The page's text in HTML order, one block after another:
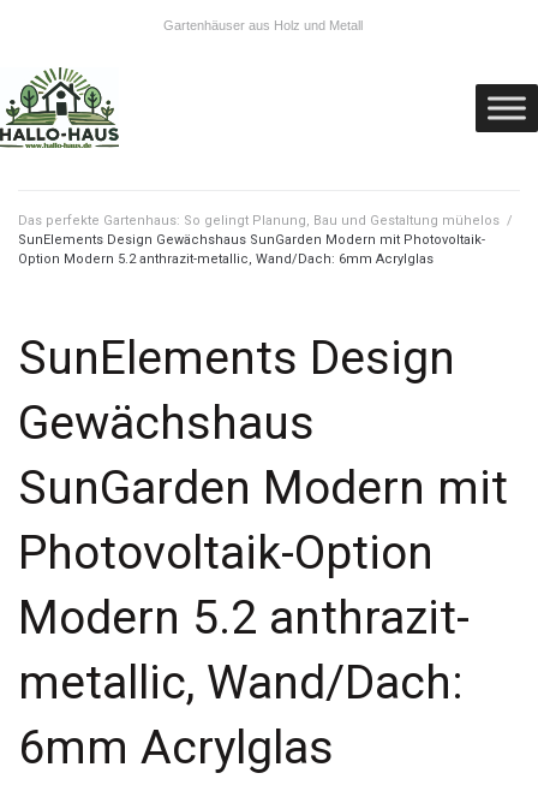
Gartenhäuser aus Holz und Metall
Das perfekte Gartenhaus: So gelingt Planung, Bau und Gestaltung mühelos /
SunElements Design Gewächshaus SunGarden Modern mit Photovoltaik-
Option Modern 5.2 anthrazit-metallic, Wand/Dach: 6mm Acrylglas
SunElements Design
Gewächshaus
SunGarden Modern mit
Photovoltaik-Option
Modern 5.2 anthrazit-
metallic, Wand/Dach:
6mm Acrylglas